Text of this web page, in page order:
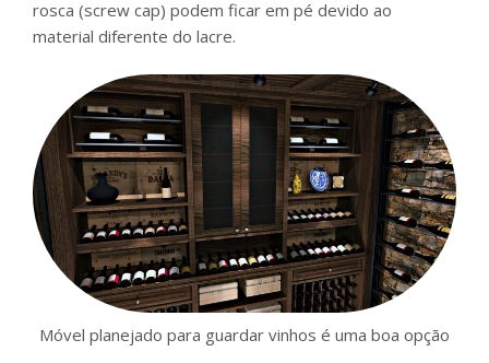
rosca (screw cap) podem ficar em pé devido ao
material diferente do lacre.
Móvel planejado para guardar vinhos é uma boa opção